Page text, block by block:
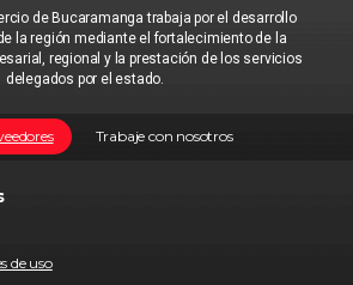
de Bucaramanga trabaja por el desarrollo
la región mediante el fortalecimiento de la
regional y la prestación de los servicios
delegados por el estado.
Trabaje con nosotros
de uso